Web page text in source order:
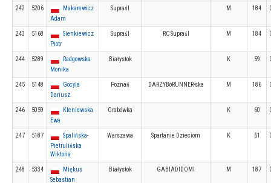
242 5206
Makarewicz
Adam
Supraśl M 184
243 5168
Sienkiewicz
Piotr
Supraśl RC Supraśl M 184
244 5289
Radgowska
Monika
Białystok K 59
245 5148
Gocyla
Dariusz
Poznań DARZYBóRUNNER-ska M 186
246 5059
Kleniewska
Ewa
Grabówka K 60
247 5187
Spalińska-
Pietrulińska
Wiktoria
Warszawa Spartanie Dzieciom K 61
248 5334
Miękus
Sebastian
Białystok GABIADIDOMI M 187